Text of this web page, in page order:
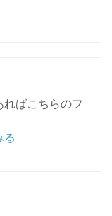
ばこちらのフ
る